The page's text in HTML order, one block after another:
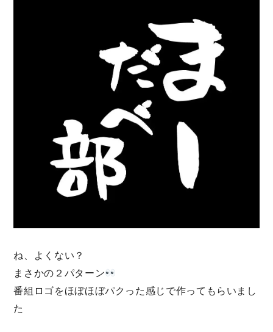
ね、よくない？
まさかの２パターン
番組ロゴをほぼほぼパクった感じで作ってもらいまし
た